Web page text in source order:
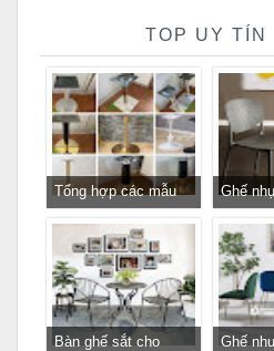
TOP UY TÍN
Tổng hợp các mẫu
chân bàn cafe, chân
bàn decor, chân bàn
inox, chân bàn ăn hot
trend 2023
Ghế
cấp
khách
Bàn ghế sắt cho
Ghế